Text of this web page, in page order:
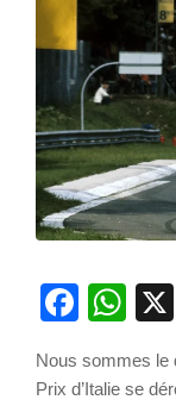
Nous sommes le
Prix d’Italie se